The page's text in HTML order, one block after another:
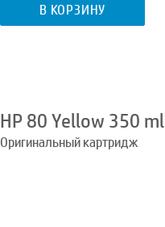
В КОРЗИНУ
HP 80 Yellow 350 ml
Оригинальный картридж